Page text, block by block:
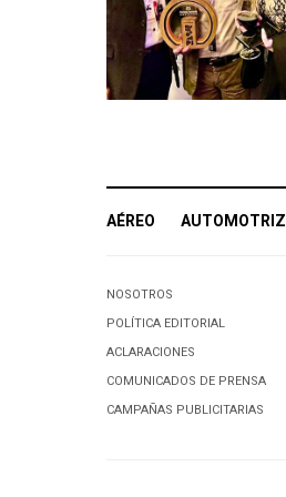
AÉREO AUTOMOTRIZ
NOSOTROS
POLÍTICA EDITORIAL
ACLARACIONES
COMUNICADOS DE PRENSA
CAMPAÑAS PUBLICITARIAS